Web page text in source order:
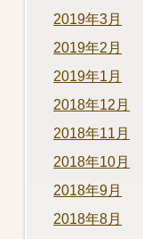
2019年3月
2019年2月
2019年1月
2018年12月
2018年11月
2018年10月
2018年9月
2018年8月